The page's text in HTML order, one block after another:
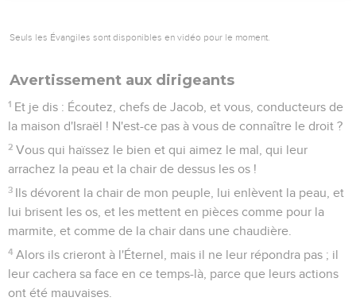
Seuls les Évangiles sont disponibles en vidéo pour le moment.
Avertissement aux dirigeants
1 Et je dis : Écoutez, chefs de Jacob, et vous, conducteurs de
la maison d'Israël ! N'est-ce pas à vous de connaître le droit ?
2 Vous qui haïssez le bien et qui aimez le mal, qui leur
arrachez la peau et la chair de dessus les os !
3 Ils dévorent la chair de mon peuple, lui enlèvent la peau, et
lui brisent les os, et les mettent en pièces comme pour la
marmite, et comme de la chair dans une chaudière.
4 Alors ils crieront à l'Éternel, mais il ne leur répondra pas ; il
leur cachera sa face en ce temps-là, parce que leurs actions
ont été mauvaises.